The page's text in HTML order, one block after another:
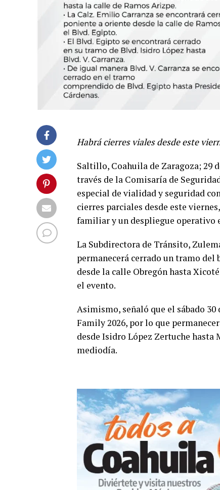
Habrá cierres viales desde este
Saltillo, Coahuila de Zaragoza; 29
través de la Comisaría de
especial de vialidad y seguridad
cierres parciales desde este
familiar y un despliegue operativo
La Subdirectora de Tránsito,
permanecerá cerrado un tramo del
desde la calle Obregón hasta
el evento.
Asimismo, señaló que el sábado
Family 2026, por lo que
desde Isidro López Zertuche hasta
mediodía.